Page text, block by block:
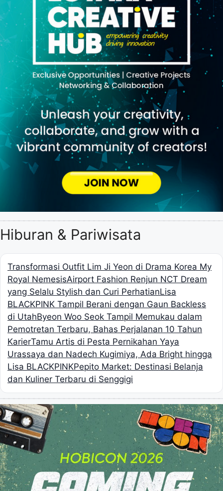
Hiburan & Pariwisata
Transformasi Outfit Lim Ji Yeon di Drama Korea My
Royal NemesisAirport Fashion Renjun NCT Dream
yang Selalu Stylish dan Curi PerhatianLisa
BLACKPINK Tampil Berani dengan Gaun Backless
di UtahByeon Woo Seok Tampil Memukau dalam
Pemotretan Terbaru, Bahas Perjalanan 10 Tahun
KarierTamu Artis di Pesta Pernikahan Yaya
Urassaya dan Nadech Kugimiya, Ada Bright hingga
Lisa BLACKPINKPepito Market: Destinasi Belanja
dan Kuliner Terbaru di Senggigi